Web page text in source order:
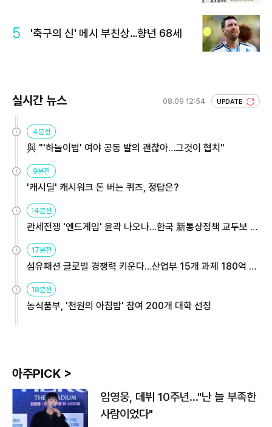
5 '축구의 신' 메시 부친상…향년 68세
실시간 뉴스 08.09 12:54 UPDATE
4분전
與 "'하늘이법' 여야 공동 발의 괜찮아…그것이 협치"
9분전
'캐시딜' 캐시워크 돈 버는 퀴즈, 정답은?
14분전
관세전쟁 '엔드게임' 윤곽 나오나…한국 新통상정책 교두보 활
용해야
17분전
섬유패션 글로벌 경쟁력 키운다…산업부 15개 과제 180억 지
원
18분전
농식품부, '천원의 아침밥' 참여 200개 대학 선정
아주PICK >
임영웅, 데뷔 10주년…"난 늘 부족한
사람이었다"